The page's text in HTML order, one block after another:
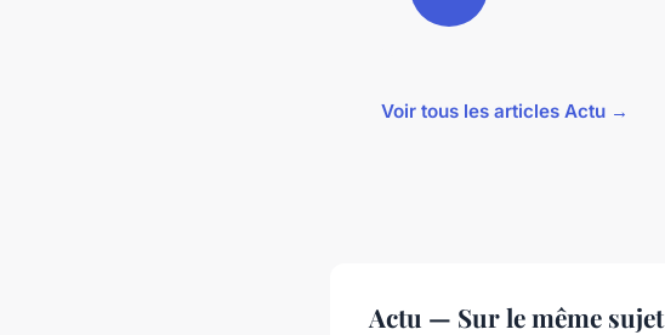
Voir tous les articles Actu →
Actu — Sur le même sujet